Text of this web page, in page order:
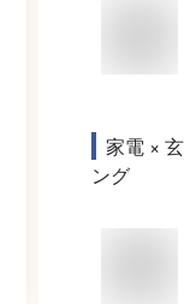
家電 ×
ング